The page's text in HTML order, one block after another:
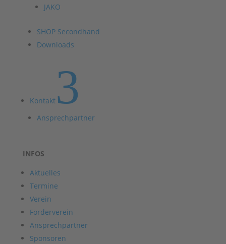
JAKO
SHOP Secondhand
Downloads
Kontakt3
Ansprechpartner
INFOS
Aktuelles
Termine
Verein
Förderverein
Ansprechpartner
Sponsoren